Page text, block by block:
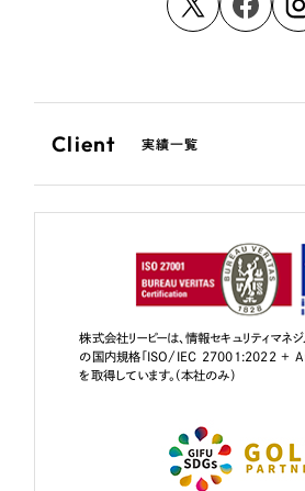
Client 実績一覧
株式会社リーピーは、情報セキュリティマネジ
の国内規格「ISO/IEC 27001:2022 +
を取得しています。（本社のみ）